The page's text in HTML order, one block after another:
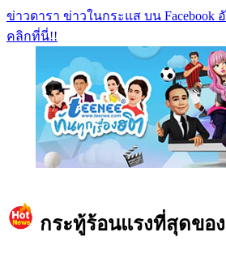
ข่าวดารา ข่าวในกระแส บน Facebook
คลิกที่นี่!!
กระทู้ร้อนแรงที่สุดขอ